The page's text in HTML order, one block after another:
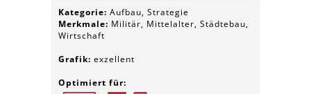
Kategorie: Aufbau, Strategie
Merkmale: Militär, Mittelalter, Städtebau,
Wirtschaft
Grafik: exzellent
Optimiert für: